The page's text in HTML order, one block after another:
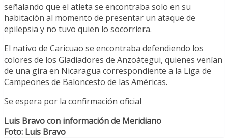
señalando que el atleta se encontraba solo en su
habitación al momento de presentar un ataque de
epilepsia y no tuvo quien lo socorriera.
El nativo de Caricuao se encontraba defendiendo los
colores de los Gladiadores de Anzoátegui, quienes venían
de una gira en Nicaragua correspondiente a la Liga de
Campeones de Baloncesto de las Américas.
Se espera por la confirmación oficial
Luis Bravo con información de Meridiano
Foto: Luis Bravo